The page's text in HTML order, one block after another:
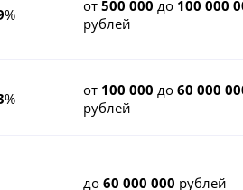
% от500 000 до 100 000
рублей
% от 100 000 до60 000
рублей
до60 000 000 рублей